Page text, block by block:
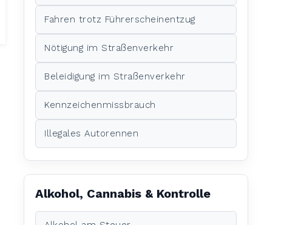
Fahren trotz Führerscheinentzug
Nötigung im Straßenverkehr
Beleidigung im Straßenverkehr
Kennzeichenmissbrauch
Illegales Autorennen
Alkohol, Cannabis & Kontrolle